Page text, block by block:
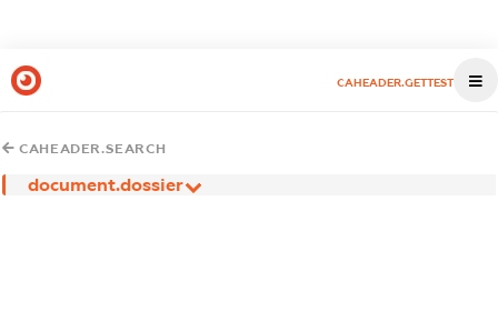
CAHEADER.GETTEST
CAHEADER.SEARCH
document.dossier